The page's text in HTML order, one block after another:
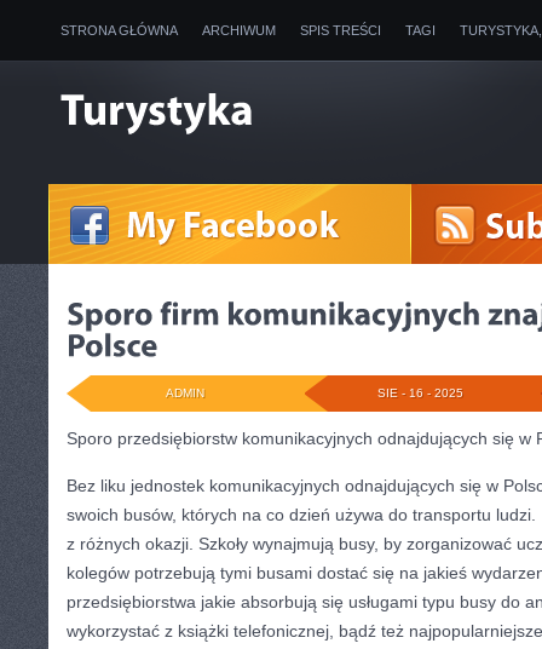
STRONA GŁÓWNA ARCHIWUM SPIS TREŚCI TAGI
SIE - 16 - 2025
ADMIN
Sporo przedsiębiorstw komunikacyjnych odnajdujących się w
Bez liku jednostek komunikacyjnych odnajdujących się w
swoich busów, których na co dzień używa do transportu
z różnych okazji. Szkoły wynajmują busy, by zorganizować
kolegów potrzebują tymi busami dostać się na jakieś
przedsiębiorstwa jakie absorbują się usługami typu busy do
wykorzystać z książki telefonicznej, bądź też